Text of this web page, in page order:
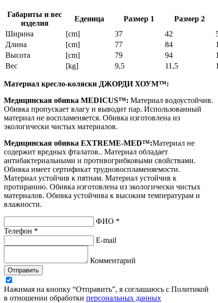
Габариты и вес
изделия
Еденица Размер 1
Размер 2
Ширина
[cm] 37 42
Длина
[cm] 77 84
Высота
[cm] 79 94
Вес
[kg] 9,5 11,5
Материал кресло-коляски ДЖОРДИ ХОУМ™:
Медицинская обивка MEDICUS™: Материал водоустойчив.
Обивка пропускает влагу и выводит пар. Использованный
материал не воспламеняется. Обивка изготовлена из
экологически чистых материалов.
Медицинская обивка EXTREME-MED™:Материал не
содержит вредных фталатов.. Материал обладает
антибактериальными и противогрибковыми свойствами.
Обивка имеет сертификат трудновоспламеняемости.
Материал устойчив к пятнам. Материал устойчив к
протиранию. Обивка изготовлена из экологически чистых
материалов. Обивка устойчива к высоким температурам и
влажности.
ФИО *
Телефон *
E-mail
Комментарий
Отправить
Нажимая на кнопку “Отправить”, я соглашаюсь с Политикой
в отношении обработки персональных данных